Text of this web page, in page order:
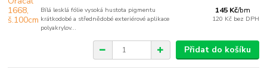
Bílá lesklá fólie vysoká hustota pigmentu
krátkodobé a střednědobé exteriérové aplikace
polyakrylov...
145 Kč/bm
120 Kč bez DPH
Přidat do košíku